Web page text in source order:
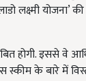
लक्ष्मी योजना’
होगी. इससे
के बारे में